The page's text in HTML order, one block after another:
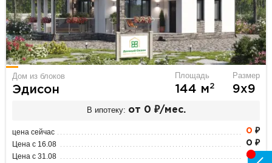
Дом из блоков
Эдисон
Площадь
144 м2
Размер
9х9
В ипотеку: от 0 ₽/мес.
цена сейчас 0 ₽
Цена с 16.08 0 ₽
Цена с 31.08 0 ₽